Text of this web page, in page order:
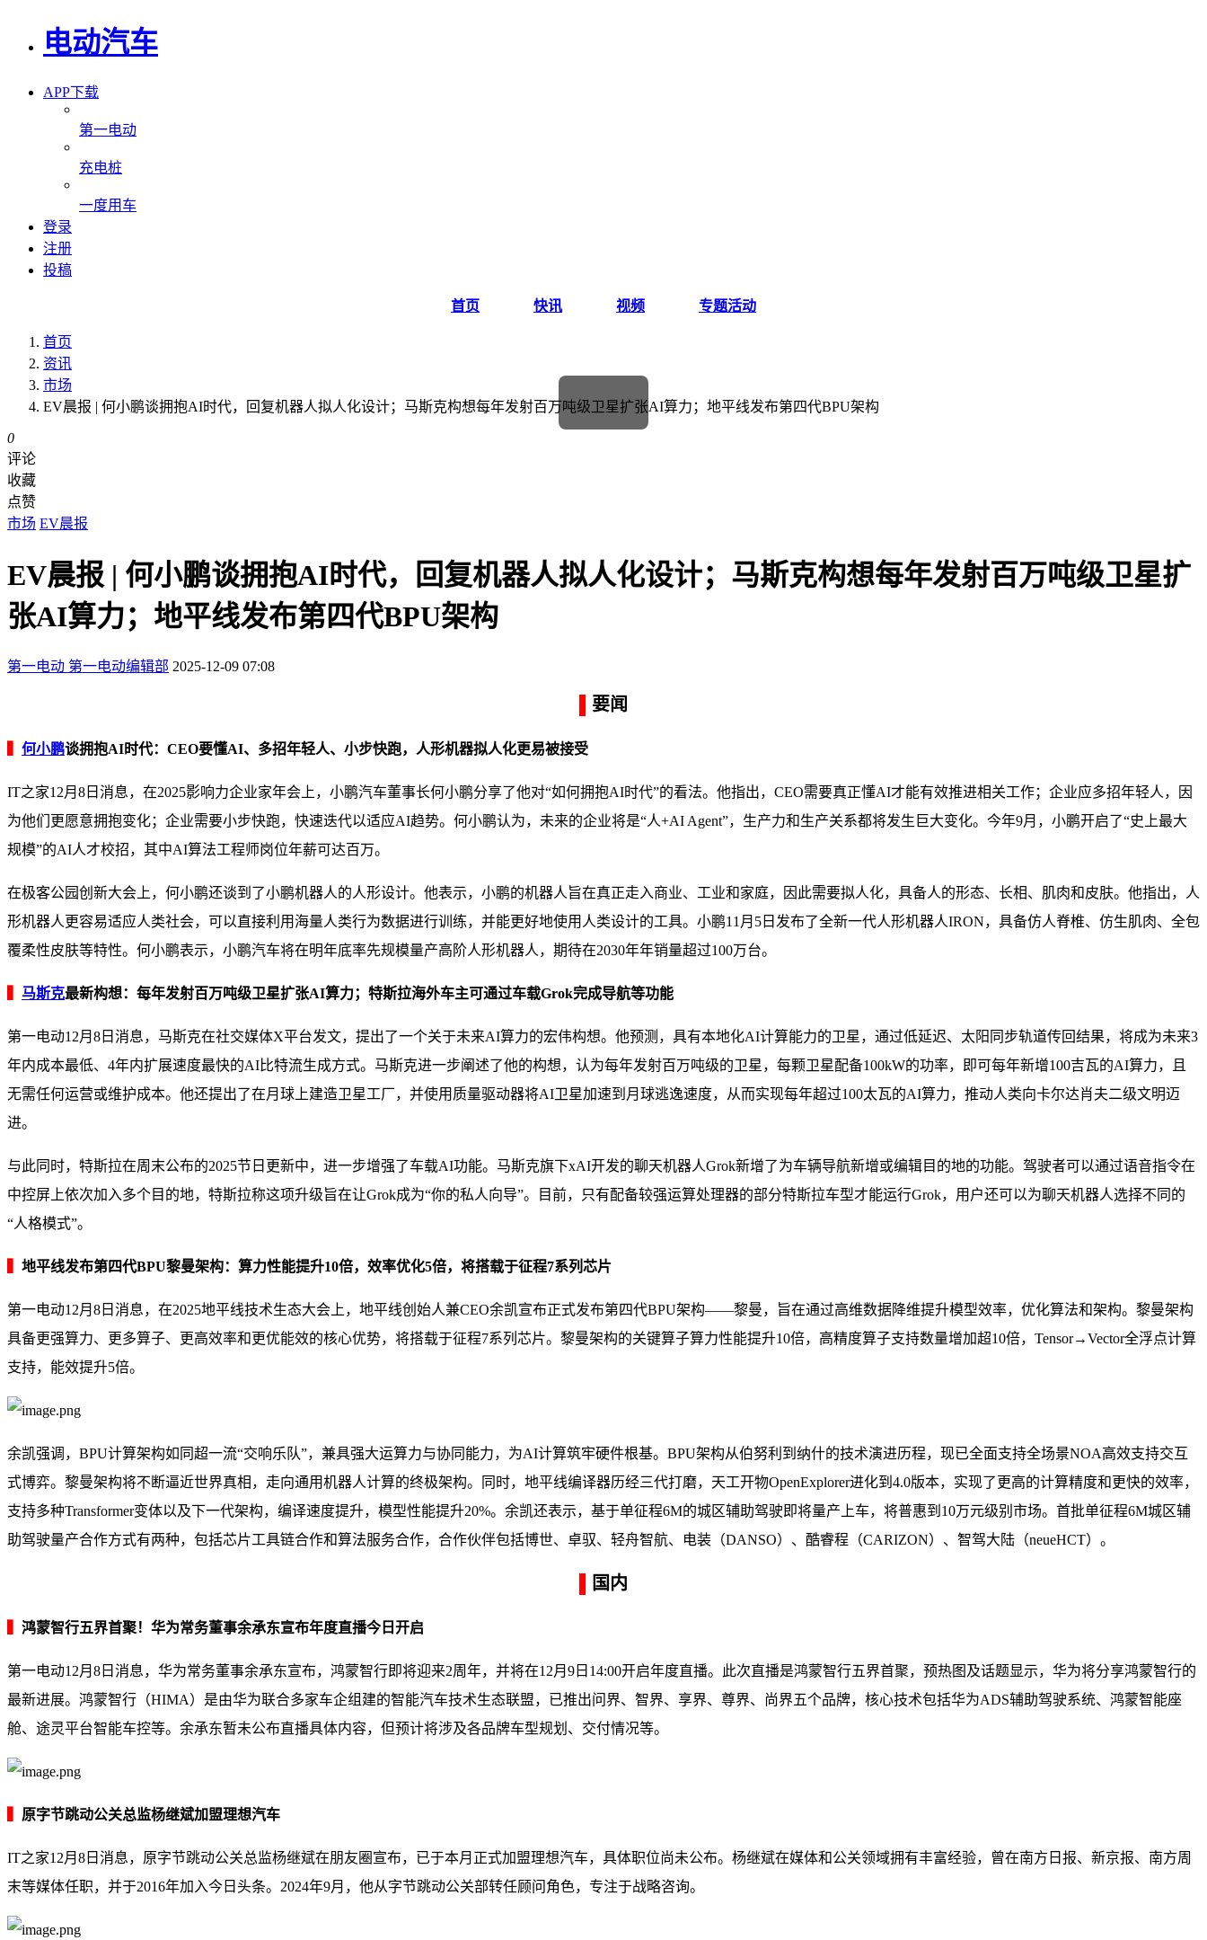
电动汽车
APP下载
第一电动
充电桩
一度用车
登录
注册
投稿
首页 快讯 视频 专题活动
首页
资讯
市场
EV晨报 | 何小鹏谈拥抱AI时代，回复机器人拟人化设计；马斯克构想每年发射百万吨级卫星扩张AI算力；地平线发布第四代BPU架构
0
评论
收藏
点赞
市场 EV晨报
EV晨报 | 何小鹏谈拥抱AI时代，回复机器人拟人化设计；马斯克构想每年发射百万吨级卫星扩
张AI算力；地平线发布第四代BPU架构
第一电动 第一电动编辑部 2025-12-09 07:08
要闻
何小鹏谈拥抱AI时代：CEO要懂AI、多招年轻人、小步快跑，人形机器拟人化更易被接受
IT之家12月8日消息，在2025影响力企业家年会上，小鹏汽车董事长何小鹏分享了他对“如何拥抱AI时代”的看法。他指出，CEO需要真正懂AI才能有效推进相关工作；企业应多招年轻人，因
为他们更愿意拥抱变化；企业需要小步快跑，快速迭代以适应AI趋势。何小鹏认为，未来的企业将是“人+AI Agent”，生产力和生产关系都将发生巨大变化。今年9月，小鹏开启了“史上最大
规模”的AI人才校招，其中AI算法工程师岗位年薪可达百万。
在极客公园创新大会上，何小鹏还谈到了小鹏机器人的人形设计。他表示，小鹏的机器人旨在真正走入商业、工业和家庭，因此需要拟人化，具备人的形态、长相、肌肉和皮肤。他指出，人
形机器人更容易适应人类社会，可以直接利用海量人类行为数据进行训练，并能更好地使用人类设计的工具。小鹏11月5日发布了全新一代人形机器人IRON，具备仿人脊椎、仿生肌肉、全包
覆柔性皮肤等特性。何小鹏表示，小鹏汽车将在明年底率先规模量产高阶人形机器人，期待在2030年年销量超过100万台。
马斯克最新构想：每年发射百万吨级卫星扩张AI算力；特斯拉海外车主可通过车载Grok完成导航等功能
第一电动12月8日消息，马斯克在社交媒体X平台发文，提出了一个关于未来AI算力的宏伟构想。他预测，具有本地化AI计算能力的卫星，通过低延迟、太阳同步轨道传回结果，将成为未来3
年内成本最低、4年内扩展速度最快的AI比特流生成方式。马斯克进一步阐述了他的构想，认为每年发射百万吨级的卫星，每颗卫星配备100kW的功率，即可每年新增100吉瓦的AI算力，且
无需任何运营或维护成本。他还提出了在月球上建造卫星工厂，并使用质量驱动器将AI卫星加速到月球逃逸速度，从而实现每年超过100太瓦的AI算力，推动人类向卡尔达肖夫二级文明迈
进。
与此同时，特斯拉在周末公布的2025节日更新中，进一步增强了车载AI功能。马斯克旗下xAI开发的聊天机器人Grok新增了为车辆导航新增或编辑目的地的功能。驾驶者可以通过语音指令在
中控屏上依次加入多个目的地，特斯拉称这项升级旨在让Grok成为“你的私人向导”。目前，只有配备较强运算处理器的部分特斯拉车型才能运行Grok，用户还可以为聊天机器人选择不同的
“人格模式”。
地平线发布第四代BPU黎曼架构：算力性能提升10倍，效率优化5倍，将搭载于征程7系列芯片
第一电动12月8日消息，在2025地平线技术生态大会上，地平线创始人兼CEO余凯宣布正式发布第四代BPU架构——黎曼，旨在通过高维数据降维提升模型效率，优化算法和架构。黎曼架构
具备更强算力、更多算子、更高效率和更优能效的核心优势，将搭载于征程7系列芯片。黎曼架构的关键算子算力性能提升10倍，高精度算子支持数量增加超10倍，Tensor→Vector全浮点计算
支持，能效提升5倍。
余凯强调，BPU计算架构如同超一流“交响乐队”，兼具强大运算力与协同能力，为AI计算筑牢硬件根基。BPU架构从伯努利到纳什的技术演进历程，现已全面支持全场景NOA高效支持交互
式博弈。黎曼架构将不断逼近世界真相，走向通用机器人计算的终极架构。同时，地平线编译器历经三代打磨，天工开物OpenExplorer进化到4.0版本，实现了更高的计算精度和更快的效率，
支持多种Transformer变体以及下一代架构，编译速度提升，模型性能提升20%。余凯还表示，基于单征程6M的城区辅助驾驶即将量产上车，将普惠到10万元级别市场。首批单征程6M城区辅
助驾驶量产合作方式有两种，包括芯片工具链合作和算法服务合作，合作伙伴包括博世、卓驭、轻舟智航、电装（DANSO）、酷睿程（CARIZON）、智驾大陆（neueHCT）。
国内
鸿蒙智行五界首聚！华为常务董事余承东宣布年度直播今日开启
第一电动12月8日消息，华为常务董事余承东宣布，鸿蒙智行即将迎来2周年，并将在12月9日14:00开启年度直播。此次直播是鸿蒙智行五界首聚，预热图及话题显示，华为将分享鸿蒙智行的
最新进展。鸿蒙智行（HIMA）是由华为联合多家车企组建的智能汽车技术生态联盟，已推出问界、智界、享界、尊界、尚界五个品牌，核心技术包括华为ADS辅助驾驶系统、鸿蒙智能座
舱、途灵平台智能车控等。余承东暂未公布直播具体内容，但预计将涉及各品牌车型规划、交付情况等。
原字节跳动公关总监杨继斌加盟理想汽车
IT之家12月8日消息，原字节跳动公关总监杨继斌在朋友圈宣布，已于本月正式加盟理想汽车，具体职位尚未公布。杨继斌在媒体和公关领域拥有丰富经验，曾在南方日报、新京报、南方周
末等媒体任职，并于2016年加入今日头条。2024年9月，他从字节跳动公关部转任顾问角色，专注于战略咨询。